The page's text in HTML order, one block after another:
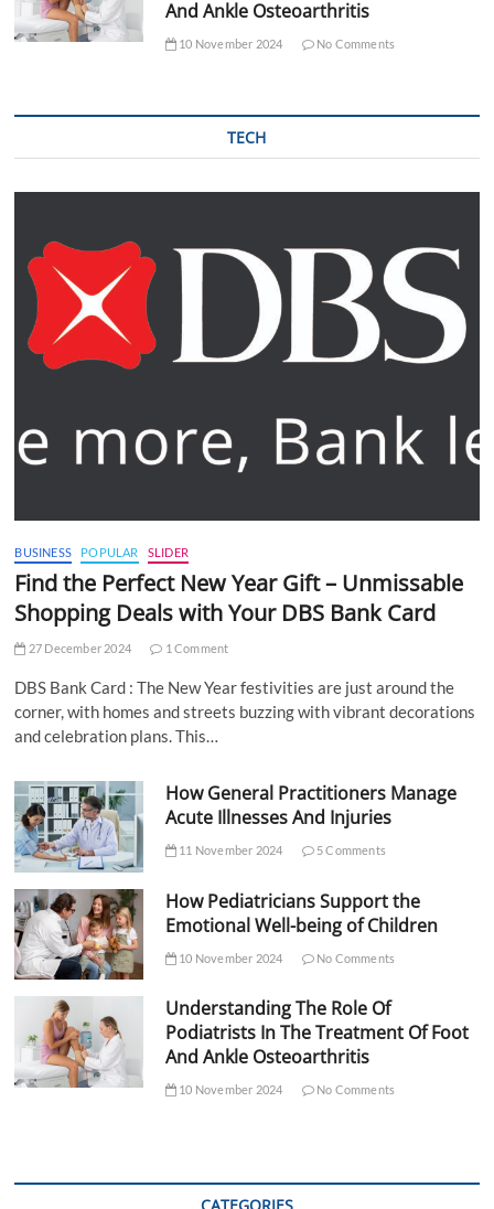
And Ankle Osteoarthritis
10 November 2024 No Comments
TECH
BUSINESS POPULAR SLIDER
Find the Perfect New Year Gift – Unmissable
Shopping Deals with Your DBS Bank Card
27 December 2024 1 Comment
DBS Bank Card : The New Year festivities are just around the
corner, with homes and streets buzzing with vibrant decorations
and celebration plans. This…
How General Practitioners Manage
Acute Illnesses And Injuries
11 November 2024 5 Comments
How Pediatricians Support the
Emotional Well-being of Children
10 November 2024 No Comments
Understanding The Role Of
Podiatrists In The Treatment Of Foot
And Ankle Osteoarthritis
10 November 2024 No Comments